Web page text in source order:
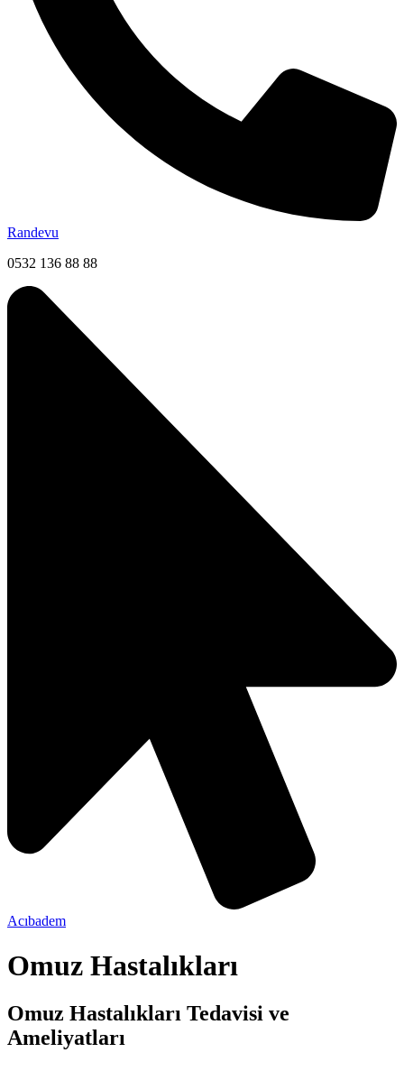
Randevu
0532 136 88 88
Acıbadem
Omuz Hastalıkları
Omuz Hastalıkları Tedavisi ve
Ameliyatları